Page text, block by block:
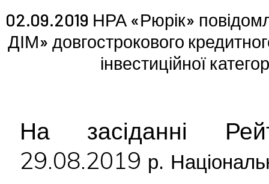
02.09.2019 НРА «Рюрік»
ДІМ» довгострокового
інвестиційної
На засіданні
29.08.2019 р.